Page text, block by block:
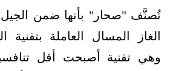
تُصنَّف "صحار" بأنها ضمن الجيل
الغاز المسال العاملة بتقنية
وهي تقنية أصبحت أقل